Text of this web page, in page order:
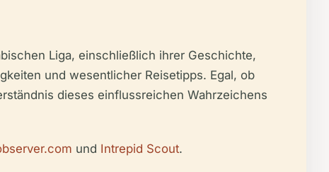
Liga, einschließlich ihrer Geschichte,
und wesentlicher Reisetipps. Egal, ob
dieses einflussreichen Wahrzeichens
und Intrepid Scout.